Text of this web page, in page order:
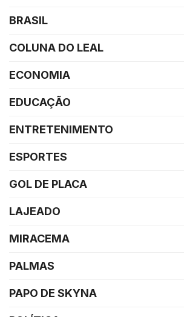
BRASIL
COLUNA DO LEAL
ECONOMIA
EDUCAÇÃO
ENTRETENIMENTO
ESPORTES
GOL DE PLACA
LAJEADO
MIRACEMA
PALMAS
PAPO DE SKYNA